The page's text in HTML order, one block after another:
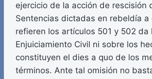
ejercicio de la acción de rescisión
Sentencias dictadas en rebeldía a
refieren los artículos 501 y 502 da
Enjuiciamiento Civil ni sobre los
constituyen el dies a quo de los
términos. Ante tal omisión no